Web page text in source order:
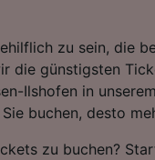
zu sein, die
die günstigsten
Ilshofen in
buchen, desto
zu buchen?